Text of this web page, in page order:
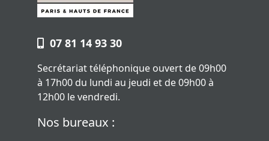
07 81 14 93 30
Secrétariat téléphonique ouvert de 09h00
à 17h00 du lundi au jeudi et de 09h00 à
12h00 le vendredi.
Nos bureaux :